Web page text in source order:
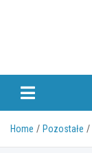
Home Pozostałe